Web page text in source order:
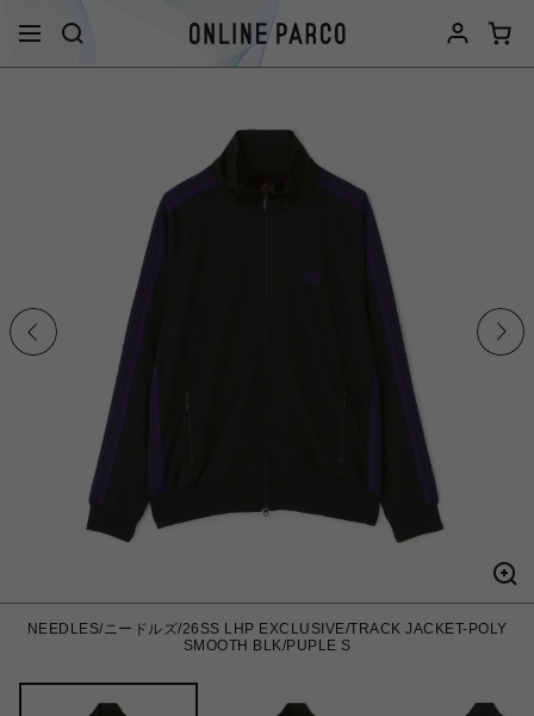
NEEDLES/ニードルズ/26SS LHP EXCLUSIVE/TRACK JACKET-POLY
SMOOTH BLK/PUPLE S